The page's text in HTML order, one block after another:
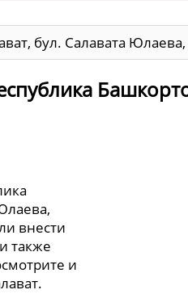
бул. Салавата
внести
также
и